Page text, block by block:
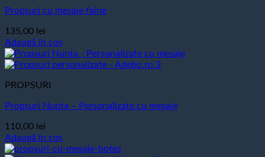
Propsuri cu mesaje faine
135,00 lei
Adaugă în coș
PROPSURI
Propsuri Nunta – Personalizate cu mesaje
110,00 lei
Adaugă în coș